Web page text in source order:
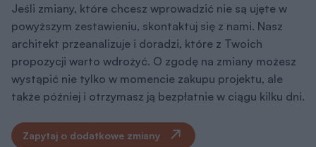
Jeśli zmiany, które chcesz wprowadzić nie są ujęte w
powyższym zestawieniu, skontaktuj się z nami. Nasz
architekt przeanalizuje i doradzi, które z Twoich
propozycji warto wdrożyć. O zgodę na zmiany możesz
wystąpić nie tylko w momencie zakupu projektu, ale
także później i otrzymasz ją bezpłatnie w ciągu kilku dni.
Zapytaj o dodatkowe zmiany